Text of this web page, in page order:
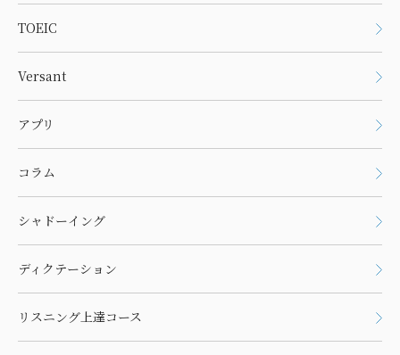
TOEIC
Versant
アプリ
コラム
シャドーイング
ディクテーション
リスニング上達コース